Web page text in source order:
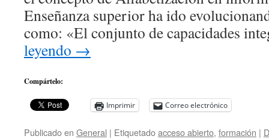
Enseñanza superior ha ido
como: «El conjunto de capacidades
leyendo →
Compártelo:
Imprimir Correo electrónico
Publicado en General | Etiquetadoacceso abierto, formación |